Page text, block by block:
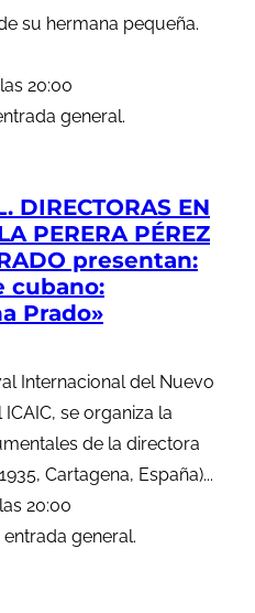
su hermana pequeña.
20:00
general.
DIRECTORAS EN
PERERA PÉREZ
presentan:
cubano:
Prado»
Internacional del Nuevo
se organiza la
de la directora
Cartagena, España)...
20:00
general.